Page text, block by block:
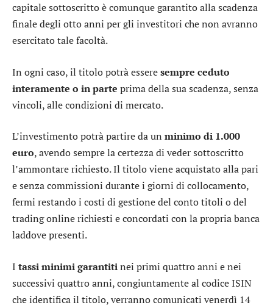
capitale sottoscritto è comunque garantito alla scadenza
finale degli otto anni per gli investitori che non avranno
esercitato tale facoltà.
In ogni caso, il titolo potrà esseresempre ceduto
interamente o in parte prima della sua scadenza, senza
vincoli, alle condizioni di mercato.
L’investimento potrà partire da un minimo di 1.000
euro, avendo sempre la certezza di veder sottoscritto
l’ammontare richiesto. Il titolo viene acquistato alla pari
e senza commissioni durante i giorni di collocamento,
fermi restando i costi di gestione del conto titoli o del
trading online richiesti e concordati con la propria banca
laddove presenti.
I tassi minimi garantitinei primi quattro anni e nei
successivi quattro anni, congiuntamente al codice ISIN
che identifica il titolo, verranno comunicati venerdì 14